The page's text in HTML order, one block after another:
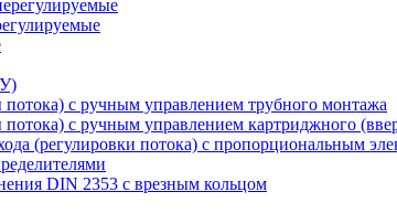
потока) с ручным управлением трубного монтажа
потока) с ручным управлением картриджного
(регулировки потока) с пропорциональным
DIN 2353 с врезным кольцом